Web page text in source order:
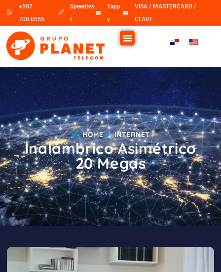
+507
700.0555
Speedtes
t
Yapp
y
VISA / MASTERCARD /
CLAVE
HOME INTERNET
Inalámbrico Asimétrico
20 Megas